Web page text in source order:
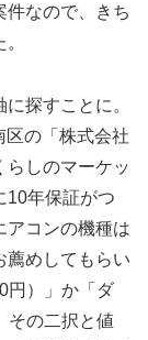
件なので、きち
探すことに。
区の「株式会社
らしのマーケッ
10年保証がつ
アコンの機種は
薦めしてもらい
円）」か「ダ
その二択と値